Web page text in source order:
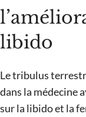
libido
Le tribulus
dans la médecine
sur la libido et la